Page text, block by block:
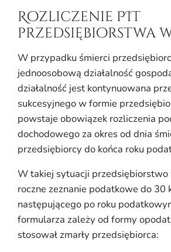
Rozliczenie PIT
przedsiębiorstwa
W przypadku śmierci
jednoosobową działalność
działalność jest kontynuowana
sukcesyjnego w formie
powstaje obowiązek rozliczenia
dochodowego za okres od dnia
przedsiębiorcy do końca roku
W takiej sytuacji przedsiębiorstwo
roczne zeznanie podatkowe do 30
następującego po roku
formularza zależy od formy
stosował zmarły przedsiębiorca: